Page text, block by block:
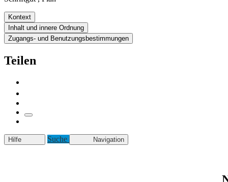
Kontext
Inhalt und innere Ordnung
Zugangs- und Benutzungsbestimmungen
Teilen
Hilfe Suche Navigation